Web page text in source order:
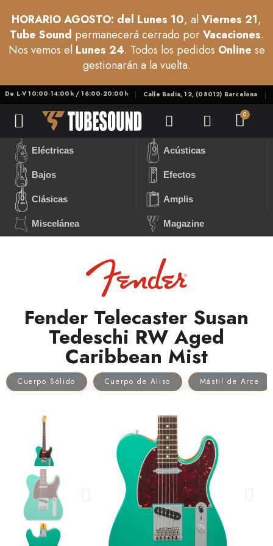
HORARIO AGOSTO: del Lunes 10, alViernes 21,
Tube Sound permanecerá cerrado porVacaciones.
Nos vemos el Lunes 24. Todos los pedidos Online se
gestionarán a la vuelta.
De L-V 10:00-14:00h / 16:00-20:00h Calle Badia, 12, (08012) Barcelona
Eléctricas Acústicas
Bajos Efectos
Clásicas Amplis
Miscelánea Magazine
Fender Telecaster Susan
Tedeschi RW Aged
Caribbean Mist
Cuerpo Sólido Cuerpo de Aliso Mástil de Arce